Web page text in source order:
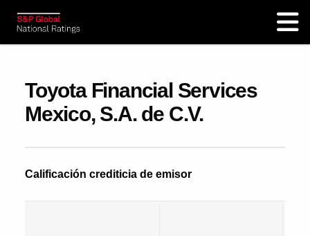
Toyota Financial Services
Mexico, S.A. de C.V.
Calificación crediticia de emisor